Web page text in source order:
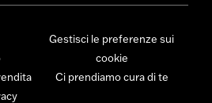
Gestisci le preferenze sui
cookie
Ci prendiamo cura di te